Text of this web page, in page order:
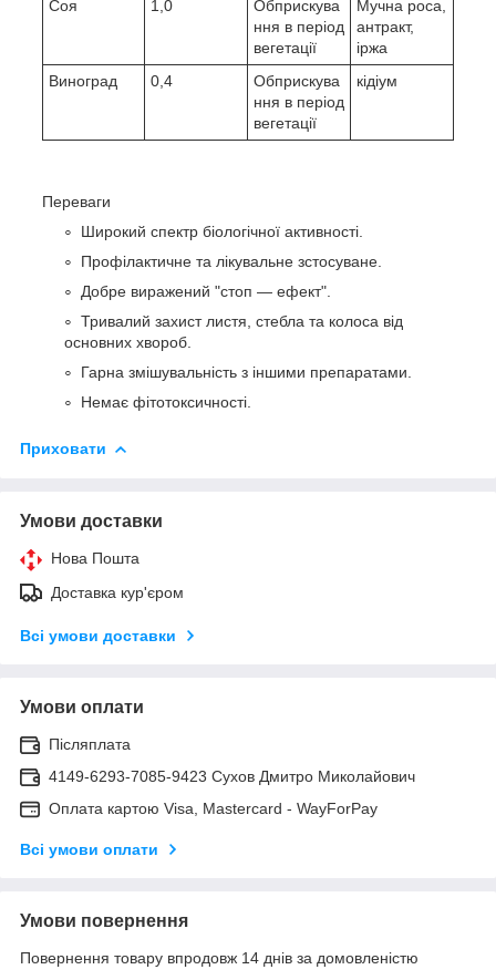
Соя 1,0
Обприскува
ння в період
вегетації
Мучна роса,
антракт,
іржа
Виноград
0,4
Обприскува
ння в період
вегетації
кідіум
Переваги
Широкий спектр біологічної активності.
Профілактичне та лікувальне зстосуване.
Добре виражений "стоп — ефект".
Тривалий захист листя, стебла та колоса від
основних хвороб.
Гарна змішувальність з іншими препаратами.
Немає фітотоксичності.
Приховати
Умови доставки
Нова Пошта
Доставка кур'єром
Всі умови доставки
Умови оплати
Післяплата
4149-6293-7085-9423 Сухов Дмитро Миколайович
Оплата картою Visa, Mastercard - WayForPay
Всі умови оплати
Умови повернення
Повернення товару впродовж 14 днів за домовленістю